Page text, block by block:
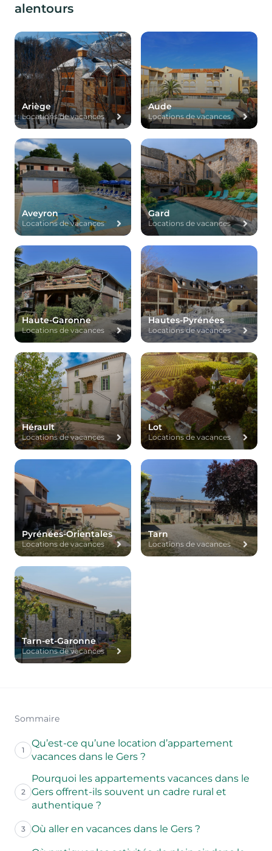
alentours
Ariège
Locations de vacances
Aude
Locations de vacances
Aveyron
Locations de vacances
Gard
Locations de vacances
Haute-Garonne
Locations de vacances
Hautes-Pyrénées
Locations de vacances
Hérault
Locations de vacances
Lot
Locations de vacances
Pyrénées-Orientales
Locations de vacances
Tarn
Locations de vacances
Tarn-et-Garonne
Locations de vacances
Sommaire
1
Qu’est-ce qu’une location d’appartement
vacances dans le Gers ?
2
Pourquoi les appartements vacances dans le
Gers offrent-ils souvent un cadre rural et
authentique ?
3 Où aller en vacances dans le Gers ?